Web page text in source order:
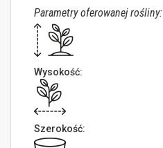
Parametry oferowanej rośliny:
Wysokość:
Szerokość: